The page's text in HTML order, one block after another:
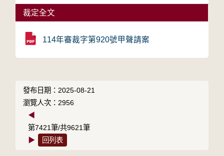
裁定全文
114年審裁字第920號甲聲請案
發布日期：2025-08-21
瀏覽人次：2956
◀
第7421筆/共9621筆
▶
回列表